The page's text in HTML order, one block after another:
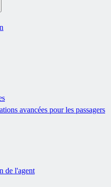
avancées pour les passagers
de l'agent